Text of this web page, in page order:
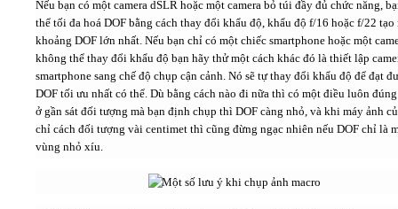
Nếu bạn có một camera dSLR hoặc một camera bỏ túi đầy đủ chức năng,
thể tối đa hoá DOF bằng cách thay đổi khẩu độ, khẩu độ f/16 hoặc f/22 tạo
khoảng DOF lớn nhất. Nếu bạn chỉ có một chiếc smartphone hoặc một
không thể thay đổi khẩu độ bạn hãy thử một cách khác đó là thiết lập
smartphone sang chế độ chụp cận cảnh. Nó sẽ tự thay đổi khẩu độ để đạt
DOF tối ưu nhất có thể. Dù bằng cách nào đi nữa thì có một điều luôn
ở gần sát đối tượng mà bạn định chụp thì DOF càng nhỏ, và khi máy ảnh
chỉ cách đối tượng vài centimet thì cũng đừng ngạc nhiên nếu DOF chỉ là
vùng nhỏ xíu.